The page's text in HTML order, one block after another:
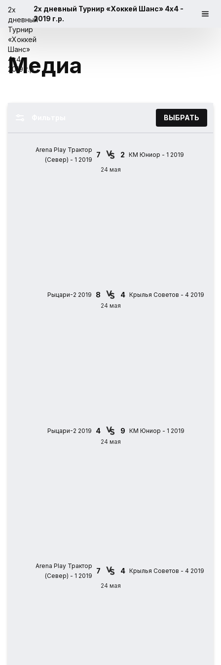
2х дневный Турнир «Хоккей Шанс» 4x4 -
2019 г.р.
Медиа
ВЫБРАТЬ
24 мая
Arena Play Трактор
(Север) - 1 2019
7 2 КМ Юниор - 1 2019
24 мая
Рыцари-2 2019 8 4 Крылья Советов - 4 2019
24 мая
Рыцари-2 2019 4 9 КМ Юниор - 1 2019
24 мая
Arena Play Трактор
(Север) - 1 2019
7 4 Крылья Советов - 4 2019